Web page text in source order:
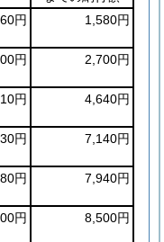
円 1,580円
円 2,700円
円 4,640円
円 7,140円
円 7,940円
円 8,500円